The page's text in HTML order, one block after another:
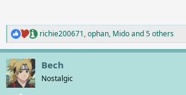
R
e
a
c
t
i
richie200671,ophan, Midoand 5 others
Bech
Nostalgic